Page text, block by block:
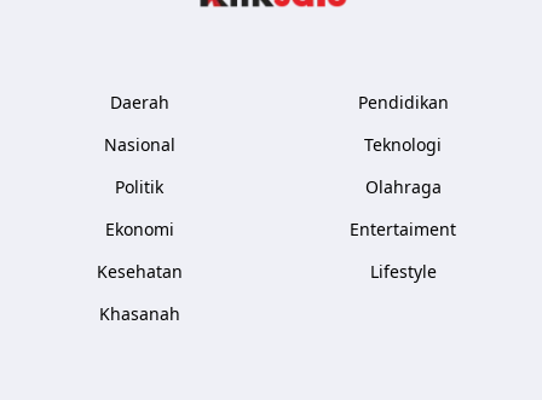
Daerah
Nasional
Politik
Ekonomi
Kesehatan
Khasanah
Pendidikan
Teknologi
Olahraga
Entertaiment
Lifestyle